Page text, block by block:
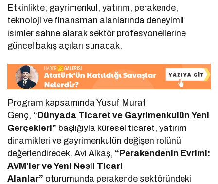
Etkinlikte; gayrimenkul, yatırım, perakende,
teknoloji ve finansman alanlarında deneyimli
isimler sahne alarak sektör profesyonellerine
güncel bakış açıları sunacak.
Program kapsamında Yusuf Murat
Genç, “Dünyada Ticaret ve Gayrimenkulün Yeni
Gerçekleri” başlığıyla küresel ticaret, yatırım
dinamikleri ve gayrimenkulün değişen rolünü
değerlendirecek. Avi Alkaş, “Perakendenin Evrimi:
AVM’ler ve Yeni Nesil Ticari
Alanlar” oturumunda perakende sektöründeki